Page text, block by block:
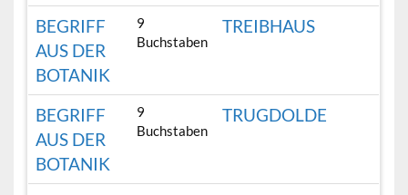
BEGRIFF
AUS DER
BOTANIK
9
Buchstaben
TREIBHAUS
BEGRIFF
AUS DER
BOTANIK
9
Buchstaben
TRUGDOLDE